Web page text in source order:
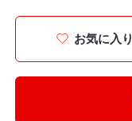
お気に入り